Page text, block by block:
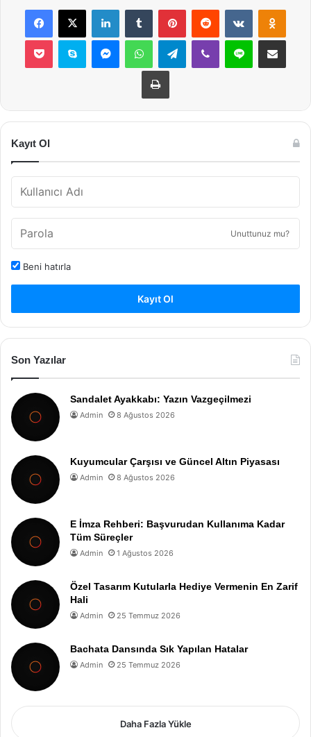
Facebook
X LinkedInTumblr PinterestReddit VKontakte
Pocket Skype MessengerWhatsAppTelegramViber Line E-Posta ile
Yazdır
Kayıt Ol
Unuttunuz mu?
Beni hatırla
Kayıt Ol
Son Yazılar
Sandalet Ayakkabı: Yazın Vazgeçilmezi
Admin 8 Ağustos 2026
Kuyumcular Çarşısı ve Güncel Altın Piyasası
Admin 8 Ağustos 2026
E İmza Rehberi: Başvurudan Kullanıma Kadar
Tüm Süreçler
Admin 1 Ağustos 2026
Özel Tasarım Kutularla Hediye Vermenin En Zarif
Hali
Admin 25 Temmuz 2026
Bachata Dansında Sık Yapılan Hatalar
Admin 25 Temmuz 2026
Daha Fazla Yükle